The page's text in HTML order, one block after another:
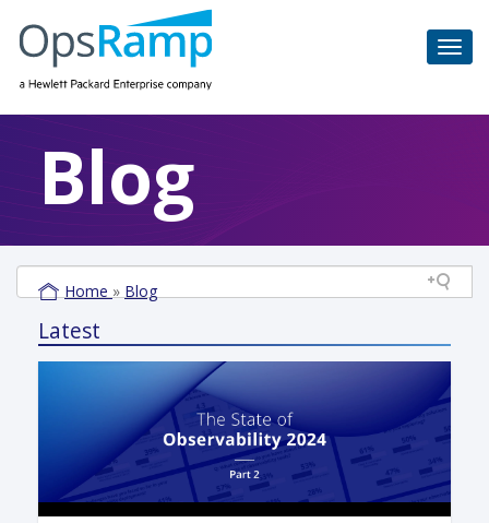
Blog
Home » Blog
Latest